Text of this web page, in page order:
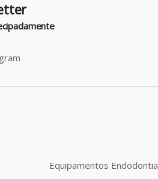
Equipamentos Endodontia